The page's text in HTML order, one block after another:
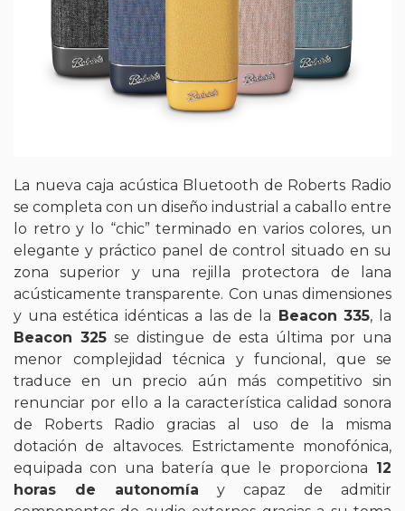
La nueva caja acústica Bluetooth de Roberts Radio
se completa con un diseño industrial a caballo entre
lo retro y lo “chic” terminado en varios colores, un
elegante y práctico panel de control situado en su
zona superior y una rejilla protectora de lana
acústicamente transparente. Con unas dimensiones
y una estética idénticas a las de la Beacon 335, la
Beacon 325 se distingue de esta última por una
menor complejidad técnica y funcional, que se
traduce en un precio aún más competitivo sin
renunciar por ello a la característica calidad sonora
de Roberts Radio gracias al uso de la misma
dotación de altavoces. Estrictamente monofónica,
equipada con una batería que le proporciona 12
horas de autonomía y capaz de admitir